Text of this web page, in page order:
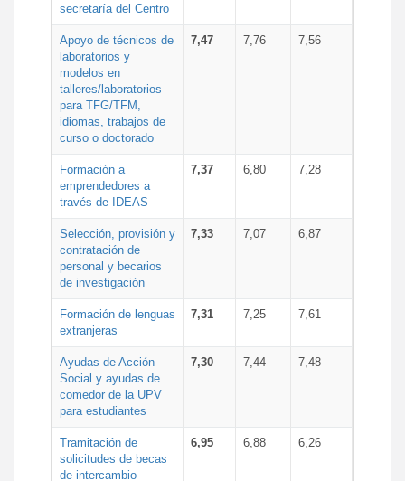
secretaría del Centro
Apoyo de técnicos de
laboratorios y
modelos en
talleres/laboratorios
para TFG/TFM,
idiomas, trabajos de
curso o doctorado
7,47 7,76 7,56
Formación a
emprendedores a
través de IDEAS
7,37 6,80 7,28
Selección, provisión y
contratación de
personal y becarios
de investigación
7,33 7,07 6,87
Formación de lenguas
extranjeras
7,31 7,25 7,61
Ayudas de Acción
Social y ayudas de
comedor de la UPV
para estudiantes
7,30 7,44 7,48
Tramitación de
solicitudes de becas
de intercambio
6,95 6,88 6,26